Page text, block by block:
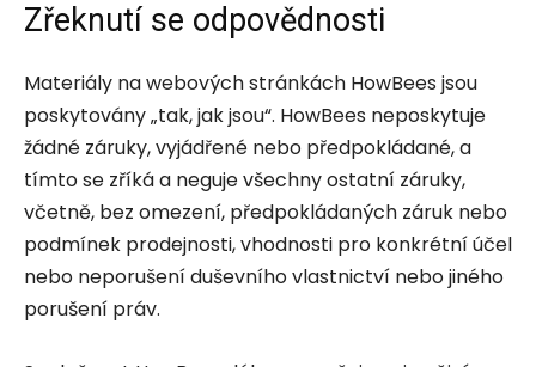
Zřeknutí se odpovědnosti
Materiály na webových stránkách HowBees jsou
poskytovány „tak, jak jsou“. HowBees neposkytuje
žádné záruky, vyjádřené nebo předpokládané, a
tímto se zříká a neguje všechny ostatní záruky,
včetně, bez omezení, předpokládaných záruk nebo
podmínek prodejnosti, vhodnosti pro konkrétní účel
nebo neporušení duševního vlastnictví nebo jiného
porušení práv.